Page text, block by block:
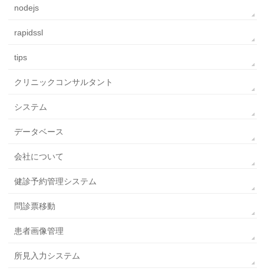
nodejs
rapidssl
tips
クリニックコンサルタント
システム
データベース
会社について
健診予約管理システム
問診票移動
患者画像管理
所見入力システム